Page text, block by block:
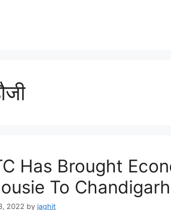
Has Brought
To
2022 by jaghit